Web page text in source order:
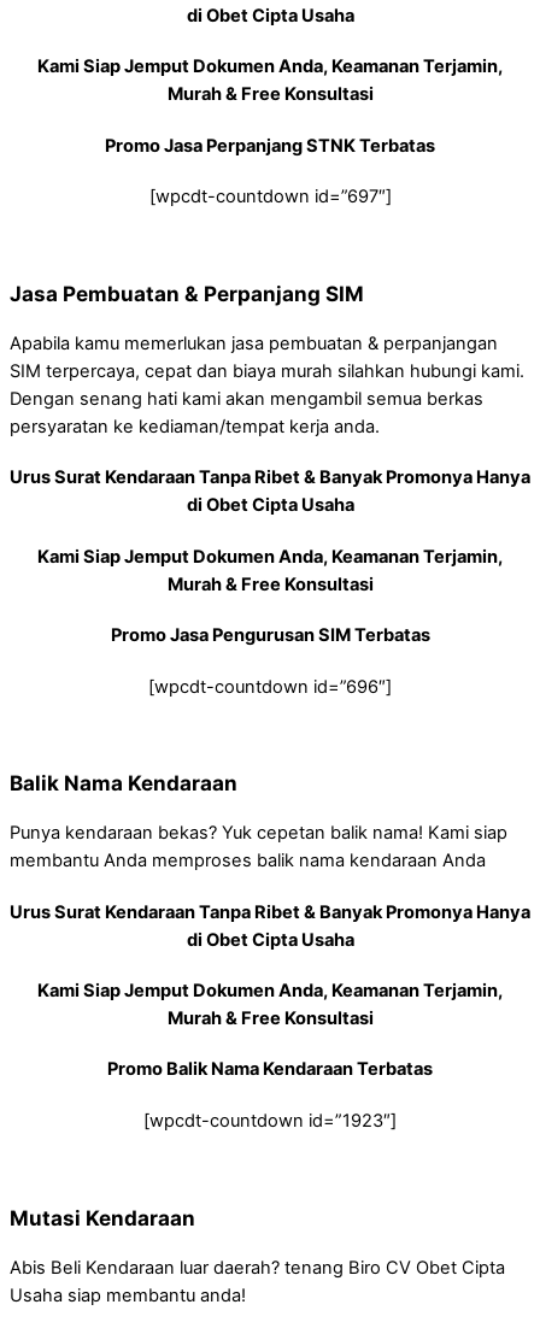
di Obet Cipta Usaha
Kami Siap Jemput Dokumen Anda, Keamanan Terjamin,
Murah & Free Konsultasi
Promo Jasa Perpanjang STNK Terbatas
[wpcdt-countdown id=”697″]
Jasa Pembuatan & Perpanjang SIM
Apabila kamu memerlukan jasa pembuatan & perpanjangan
SIM terpercaya, cepat dan biaya murah silahkan hubungi kami.
Dengan senang hati kami akan mengambil semua berkas
persyaratan ke kediaman/tempat kerja anda.
Urus Surat Kendaraan Tanpa Ribet & Banyak Promonya Hanya
di Obet Cipta Usaha
Kami Siap Jemput Dokumen Anda, Keamanan Terjamin,
Murah & Free Konsultasi
Promo Jasa Pengurusan SIM Terbatas
[wpcdt-countdown id=”696″]
Balik Nama Kendaraan
Punya kendaraan bekas? Yuk cepetan balik nama! Kami siap
membantu Anda memproses balik nama kendaraan Anda
Urus Surat Kendaraan Tanpa Ribet & Banyak Promonya Hanya
di Obet Cipta Usaha
Kami Siap Jemput Dokumen Anda, Keamanan Terjamin,
Murah & Free Konsultasi
Promo Balik Nama Kendaraan Terbatas
[wpcdt-countdown id=”1923″]
Mutasi Kendaraan
Abis Beli Kendaraan luar daerah? tenang Biro CV Obet Cipta
Usaha siap membantu anda!